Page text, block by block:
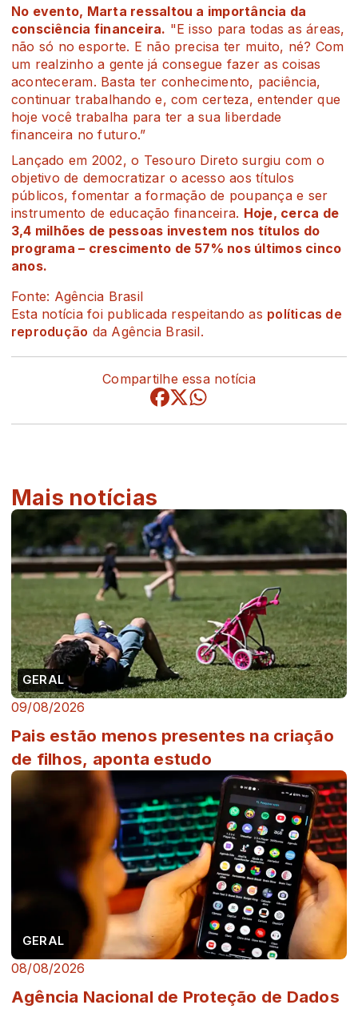
No evento, Marta ressaltou a importância da
consciência financeira. "E isso para todas as áreas,
não só no esporte. E não precisa ter muito, né? Com
um realzinho a gente já consegue fazer as coisas
aconteceram. Basta ter conhecimento, paciência,
continuar trabalhando e, com certeza, entender que
hoje você trabalha para ter a sua liberdade
financeira no futuro.”
Lançado em 2002, o Tesouro Direto surgiu com o
objetivo de democratizar o acesso aos títulos
públicos, fomentar a formação de poupança e ser
instrumento de educação financeira. Hoje, cerca de
3,4 milhões de pessoas investem nos títulos do
programa – crescimento de 57% nos últimos cinco
anos.
Fonte: Agência Brasil
Esta notícia foi publicada respeitando as políticas de
reprodução da Agência Brasil.
Compartilhe essa notícia
Mais notícias
GERAL
09/08/2026
Pais estão menos presentes na criação
de filhos, aponta estudo
GERAL
08/08/2026
Agência Nacional de Proteção de Dados